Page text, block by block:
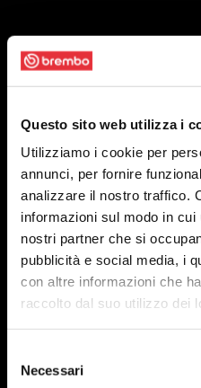
Questo sito web utilizza i
Utilizziamo i cookie per
annunci, per fornire
analizzare il nostro traffico.
informazioni sul modo in
nostri partner che si
pubblicità e social media, i
con altre informazioni che
raccolto dal suo utilizzo dei
delNecessari